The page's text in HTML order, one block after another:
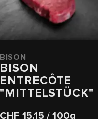
BISON
BISON
ENTRECÔTE
"MITTELSTÜCK"
CHF 15.15 / 100g